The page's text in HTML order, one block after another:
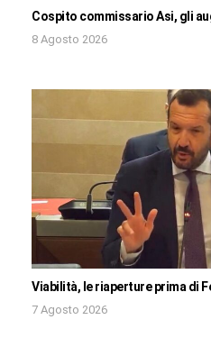
Cospito commissario Asi, gli
8 Agosto 2026
Viabilità, le riaperture prima di
7 Agosto 2026